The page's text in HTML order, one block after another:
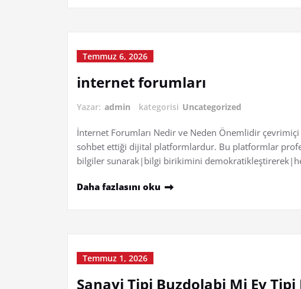
Temmuz 6, 2026
internet forumları
Yazar: admin kategorisi Uncategorized
İnternet Forumları Nedir ve Neden Önemlidir
sohbet ettiği dijital platformlardur. Bu platformlar
bilgiler sunarak|bilgi birikimini
Daha fazlasını oku
Temmuz 1, 2026
Sanayi Tipi Buzdolabi Mi Ev Tipi